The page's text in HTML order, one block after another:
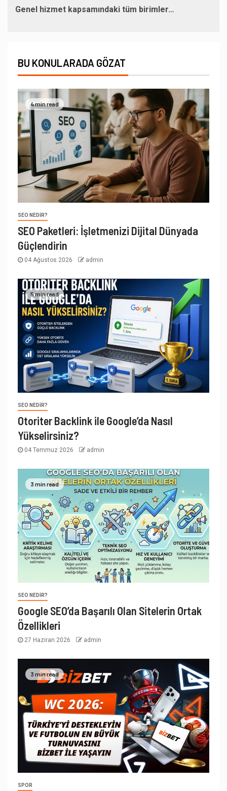
Genel hizmet kapsamındaki tüm birimler…
BU KONULARADA GÖZAT
4 min read
SEO NEDIR?
SEO Paketleri: İşletmenizi Dijital Dünyada
Güçlendirin
04 Ağustos 2026 admin
5 min read
SEO NEDIR?
Otoriter Backlink ile Google’da Nasıl
Yükselirsiniz?
04 Temmuz 2026 admin
3 min read
SEO NEDIR?
Google SEO’da Başarılı Olan Sitelerin Ortak
Özellikleri
27 Haziran 2026 admin
3 min read
SPOR